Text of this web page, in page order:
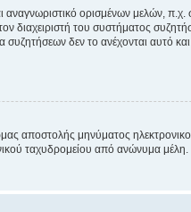
ορισμένων μελών, π.χ.
διαχειριστή του συστήματος
δεν το ανέχονται αυτό
αποστολής μηνύματος
ταχυδρομείου από ανώνυμα μέλη.